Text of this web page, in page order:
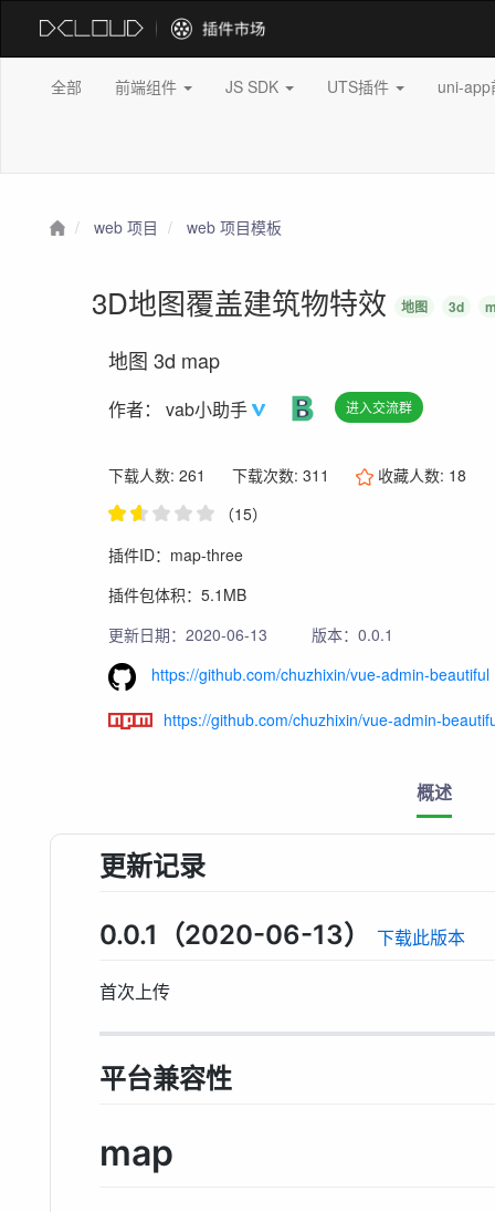
全部 前端组件 JS SDK UTS插件 uni-
web 项目 web 项目模板
3D地图覆盖建筑物特效 地图 3d
地图 3d map
作者：vab小助手 进入交流群
下载人数: 261 下载次数: 311 收藏人数: 18
（15）
插件ID：map-three
插件包体积：5.1MB
更新日期：2020-06-13
版本：0.0.1
https://github.com/chuzhixin/vue-admin-beautiful
https://github.com/chuzhixin/vue-admin-
概述
更新记录
0.0.1（2020-06-13） 下载此版本
首次上传
平台兼容性
map